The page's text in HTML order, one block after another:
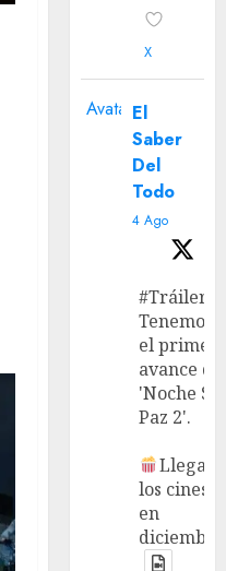
X
Avatar El
Saber
Del
Todo
4 Ago
#Tráiler
Tenemos
el primer
avance de
'Noche
Paz 2'.
Llega a
los cines
en